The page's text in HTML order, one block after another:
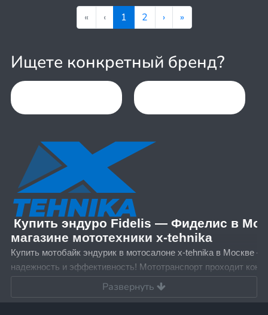
« ‹ 1 2 › »
Ищете конкретный бренд?
Купить эндуро Fidelis — Фиделис в
магазине мототехники x-tehnika
Купить мотобайк эндурик в мотосалоне x-tehnika в Москве —
надежность и эффективность! Мототранспорт проходит
этапе производства, что гарантирует прочность и
эндуро. Наши специалисты помогут выбрать подходящую
Развернуть